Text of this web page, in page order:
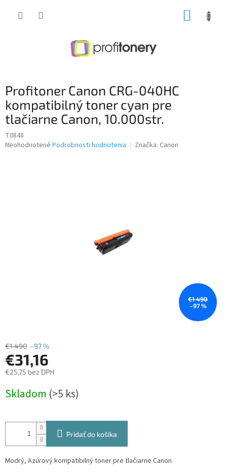
Profitoner Canon CRG-040HC
kompatibilný toner cyan pre
tlačiarne Canon, 10.000str.
T0848
Priemerné
Neohodnotené Podrobnosti hodnotenia Značka: Canon
€1 490
–97 %
€1 490 –97 %
€31,16
€25,75 bez DPH
cena:
Skladom (>5 ks)
Pridať do košíka
Modrý, Azúrový kompatibilný toner pre tlačiarne Canon